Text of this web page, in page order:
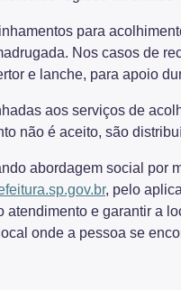
para
Nos casos de
e lanche, para apoio
aos serviços de
não é aceito, são
abordagem social por
, pelo
e garantir a
onde a pessoa se